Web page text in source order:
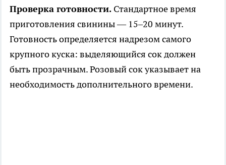
Проверка готовности. Стандартное время
приготовления свинины — 15–20 минут.
Готовность определяется надрезом самого
крупного куска: выделяющийся сок должен
быть прозрачным. Розовый сок указывает на
необходимость дополнительного времени.